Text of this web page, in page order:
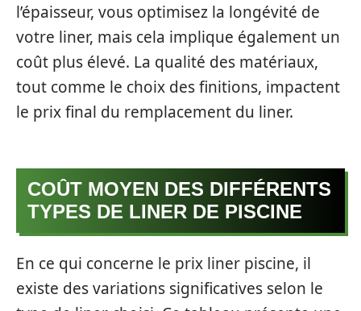
l’épaisseur, vous optimisez la longévité de
votre liner, mais cela implique également un
coût plus élevé. La qualité des matériaux,
tout comme le choix des finitions, impactent
le prix final du remplacement du liner.
COÛT MOYEN DES DIFFÉRENTS
TYPES DE LINER DE PISCINE
En ce qui concerne le prix liner piscine, il
existe des variations significatives selon le